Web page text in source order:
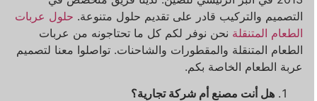
التصميم والتركيب قادر على تقديم حلول متنوعة. حلول عربات
الطعام المتنقلةنحن نوفر لكم كل ما تحتاجونه من عربات
الطعام المتنقلة والمقطورات والشاحنات. تواصلوا معنا لتصميم
عربة الطعام الخاصة بكم.
هل أنت مصنع أم شركة تجارية؟